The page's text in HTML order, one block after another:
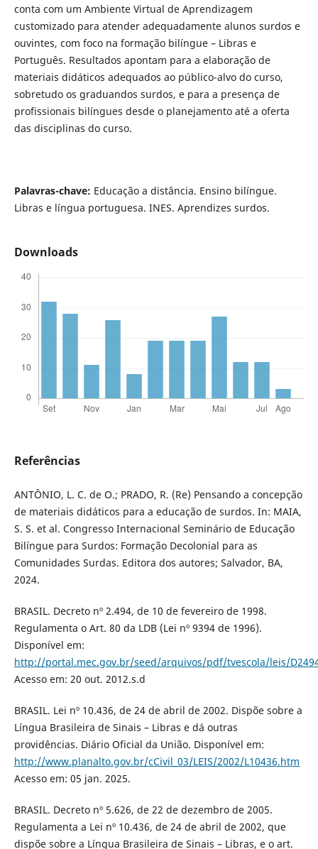
conta com um Ambiente Virtual de Aprendizagem
customizado para atender adequadamente alunos surdos e
ouvintes, com foco na formação bilíngue – Libras e
Português. Resultados apontam para a elaboração de
materiais didáticos adequados ao público-alvo do curso,
sobretudo os graduandos surdos, e para a presença de
profissionais bilíngues desde o planejamento até a oferta
das disciplinas do curso.
Palavras-chave: Educação a distância. Ensino bilíngue.
Libras e língua portuguesa. INES. Aprendizes surdos.
Downloads
Referências
ANTÔNIO, L. C. de O.; PRADO, R. (Re) Pensando a concepção
de materiais didáticos para a educação de surdos. In: MAIA,
S. S. et al. Congresso Internacional Seminário de Educação
Bilíngue para Surdos: Formação Decolonial para as
Comunidades Surdas. Editora dos autores; Salvador, BA,
2024.
BRASIL. Decreto nº 2.494, de 10 de fevereiro de 1998.
Regulamenta o Art. 80 da LDB (Lei nº 9394 de 1996).
Disponível em:
http://portal.mec.gov.br/seed/arquivos/pdf/tvescola/leis/
Acesso em: 20 out. 2012.s.d
BRASIL. Lei nº 10.436, de 24 de abril de 2002. Dispõe sobre a
Língua Brasileira de Sinais – Libras e dá outras
providências. Diário Oficial da União. Disponível em:
http://www.planalto.gov.br/cCivil_03/LEIS/2002/L10436.htm
Acesso em: 05 jan. 2025.
BRASIL. Decreto nº 5.626, de 22 de dezembro de 2005.
Regulamenta a Lei nº 10.436, de 24 de abril de 2002, que
dispõe sobre a Língua Brasileira de Sinais – Libras, e o art.